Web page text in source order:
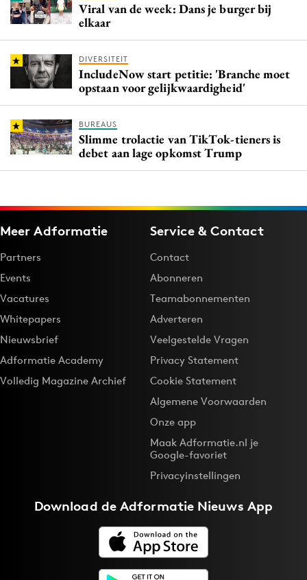
Viral van de week: Dans je burger bij
elkaar
DIVERSITEIT
IncludeNow start petitie: 'Branche moet
opstaan voor gelijkwaardigheid'
BUREAUS
Slimme trolactie van TikTok-tieners is
debet aan lage opkomst Trump
Meer Adformatie
Partners
Events
Vacatures
Whitepapers
Nieuwsbrief
Adformatie Academy
Volledig Magazine Archief
Service & Contact
Contact
Abonneren
Teamabonnementen
Adverteren
Veelgestelde Vragen
Privacy Statement
Cookie Statement
Algemene Voorwaarden
Onze app
Maak Adformatie.nl je
Google-favoriet
Privacyinstellingen
Download deAdformatie Nieuws App